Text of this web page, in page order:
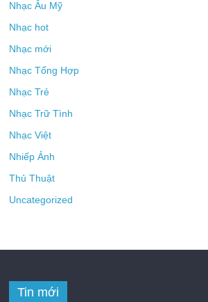
Nhạc Âu Mỹ
Nhạc hot
Nhạc mới
Nhạc Tổng Hợp
Nhạc Trẻ
Nhạc Trữ Tình
Nhạc Việt
Nhiếp Ảnh
Thủ Thuật
Uncategorized
Tin mới